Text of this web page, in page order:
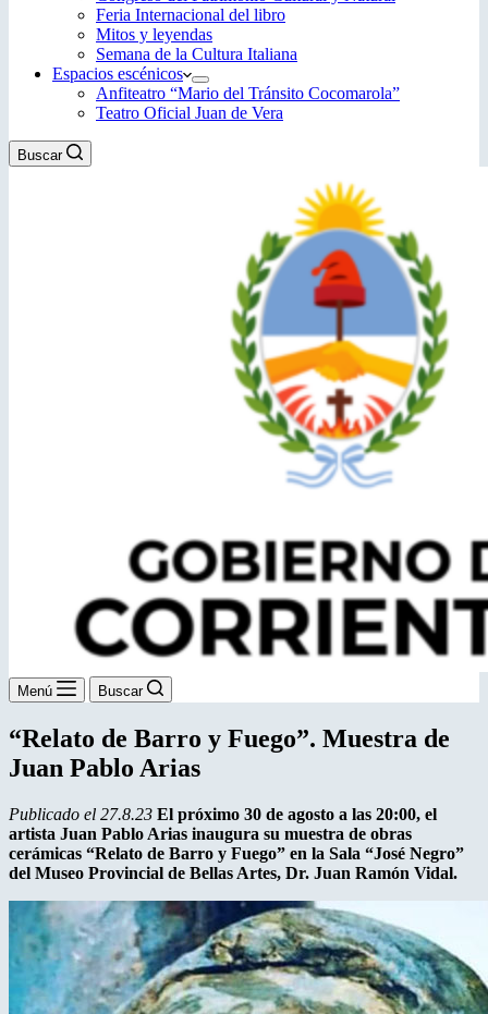
Feria Internacional del libro
Mitos y leyendas
Semana de la Cultura Italiana
Espacios escénicos
Anfiteatro “Mario del Tránsito Cocomarola”
Teatro Oficial Juan de Vera
Buscar
Menú Buscar
“Relato de Barro y Fuego”. Muestra de
Juan Pablo Arias
Publicado el 27.8.23 El próximo 30 de agosto a las 20:00, el
artista Juan Pablo Arias inaugura su muestra de obras
cerámicas “Relato de Barro y Fuego” en la Sala “José Negro”
del Museo Provincial de Bellas Artes, Dr. Juan Ramón Vidal.